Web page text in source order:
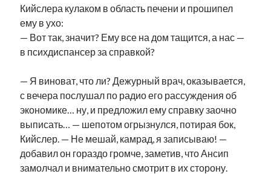
Кийслера кулаком в область печени и прошипел
ему в ухо:
— Вот так, значит? Ему все на дом тащится, а нас —
в психдиспансер за справкой?
— Я виноват, что ли? Дежурный врач, оказывается,
с вечера послушал по радио его рассуждения об
экономике… ну, и предложил ему справку заочно
выписать… — шепотом огрызнулся, потирая бок,
Кийслер. — Не мешай, камрад, я записываю! —
добавил он гораздо громче, заметив, что Ансип
замолчал и внимательно смотрит в их сторону.